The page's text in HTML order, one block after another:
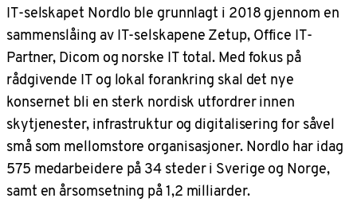
IT-selskapet Nordlo ble grunnlagt i 2018 gjennom en
sammenslåing av IT-selskapene Zetup, Office IT-
Partner, Dicom og norske IT total. Med fokus på
rådgivende IT og lokal forankring skal det nye
konsernet bli en sterk nordisk utfordrer innen
skytjenester, infrastruktur og digitalisering for såvel
små som mellomstore organisasjoner. Nordlo har idag
575 medarbeidere på 34 steder i Sverige og Norge,
samt en årsomsetning på 1,2 milliarder.